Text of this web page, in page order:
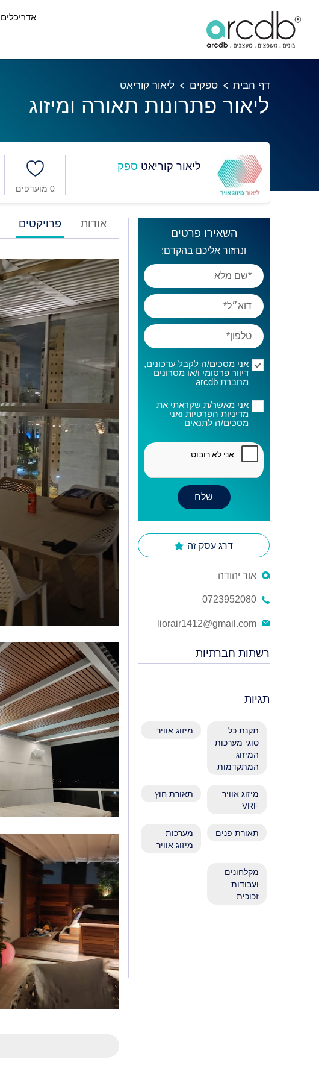
אדריכלים
דף הבית ספקים ליאור קוריאט
ליאור פתרונות תאורה ומיזוג
ליאור קוריאט ספק
0 מועדפים
השאירו פרטים
ונחזור אליכם בהקדם:
אני מסכים/ה לקבל עדכונים,
דיוור פרסומי ו/או מסרונים
מחברת arcdb
אני מאשר/ת שקראתי את
מדיניות הפרטיות ואני
מסכים/ה לתנאים
דרג עסק זה
אור יהודה
0723952080
liorair1412@gmail.com
רשתות חברתיות
תגיות
תקנת כל
סוגי מערכות
המיזוג
המתקדמות
מיזוג אוויר
מיזוג אוויר
VRF
תאורת חוץ
תאורת פנים
מערכות
מיזוג אוויר
מקלחונים
ועבודות
זכוכית
אודות פרויקטים